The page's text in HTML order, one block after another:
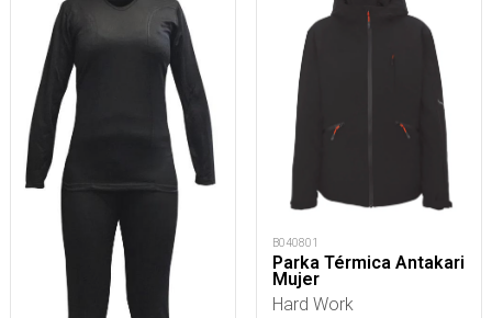
B040801
Parka Térmica Antakari
Mujer
Hard Work